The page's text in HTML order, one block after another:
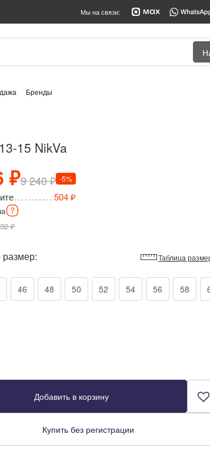
Мы на связи:
Бренды
15 NikVa
9 240 ₽ -5%
₽
504 ₽
₽
Таблица
46 48 50 52 54 56 58
Добавить в корзину
Купить без регистрации